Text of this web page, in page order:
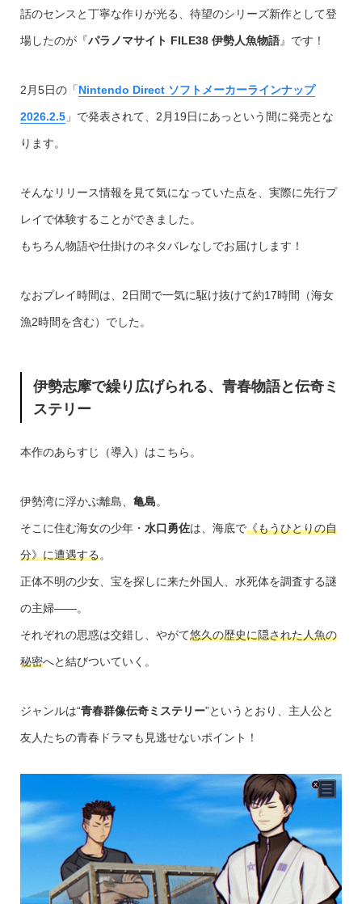
話のセンスと丁寧な作りが光る、待望のシリーズ新作として登
場したのが『パラノマサイト FILE38 伊勢人魚物語』です！
2月5日の「Nintendo Direct ソフトメーカーラインナップ
2026.2.5」で発表されて、2月19日にあっという間に発売とな
ります。
そんなリリース情報を見て気になっていた点を、実際に先行プ
レイで体験することができました。
もちろん物語や仕掛けのネタバレなしでお届けします！
なおプレイ時間は、2日間で一気に駆け抜けて約17時間（海女
漁2時間を含む）でした。
伊勢志摩で繰り広げられる、青春物語と伝奇ミ
ステリー
本作のあらすじ（導入）はこちら。
伊勢湾に浮かぶ離島、 亀島。
そこに住む海女の少年・ 水口勇佐は、海底で《もうひとりの自
分》に遭遇する。
正体不明の少女、宝を探しに来た外国人、水死体を調査する謎
の主婦――。
それぞれの思惑は交錯し、やがて悠久の歴史に隠された人魚の
秘密へと結びついていく。
ジャンルは“青春群像伝奇ミステリー”というとおり、主人公と
友人たちの青春ドラマも見逃せないポイント！